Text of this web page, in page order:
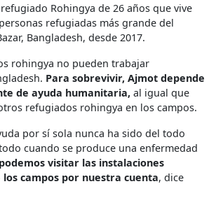
Rohingya de 26 años que vive
refugiadas más grande del
Bangladesh, desde 2017.
rohingya no pueden trabajar
Para sobrevivir, Ajmot depende
de ayuda humanitaria, al igual que
refugiados rohingya en los campos.
por sí sola nunca ha sido del todo
cuando se produce una enfermedad
visitar las instalaciones
campos por nuestra cuenta, dice